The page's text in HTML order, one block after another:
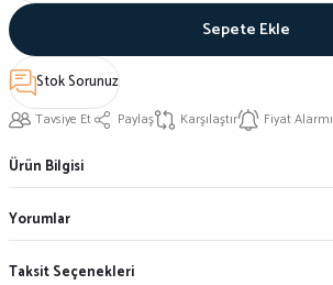
Sepete Ekle
Stok Sorunuz
Tavsiye Et Paylaş Karşılaştır Fiyat Alarmı
Ürün Bilgisi
Yorumlar
Taksit Seçenekleri